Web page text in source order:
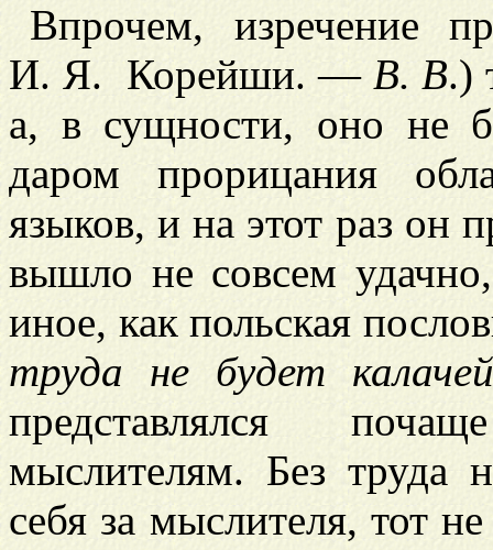
Впрочем, изречение
И. Я. Корейши. — В. В.)
а, в сущности, оно не
даром прорицания
языков, и на этот раз он
вышло не совсем
иное, как польская
труда не будет калачей
представлялся
мыслителям. Без труда
себя за мыслителя, тот